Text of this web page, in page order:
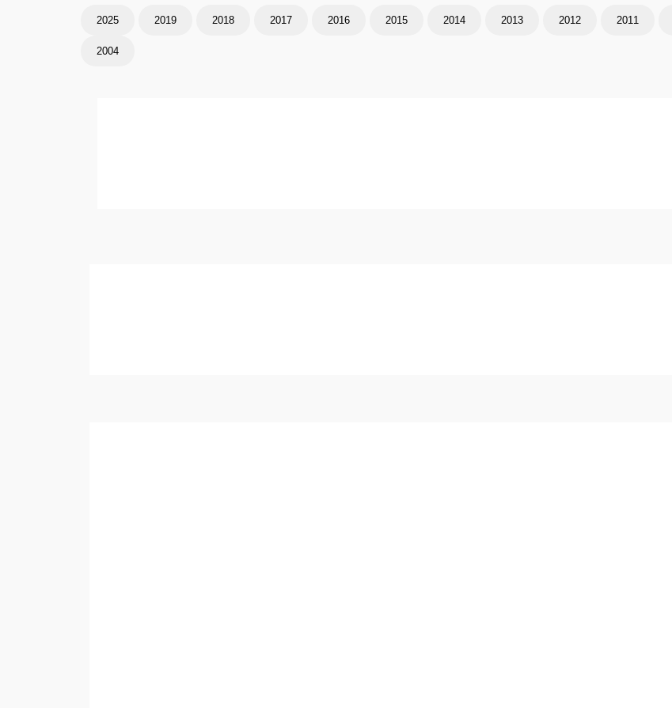
2025 2019 2018 2017 2016 2015 2014 2013 2012 2011
2004